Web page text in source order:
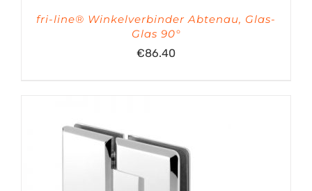
fri-line® Winkelverbinder Abtenau, Glas-
Glas 90°
€86.40